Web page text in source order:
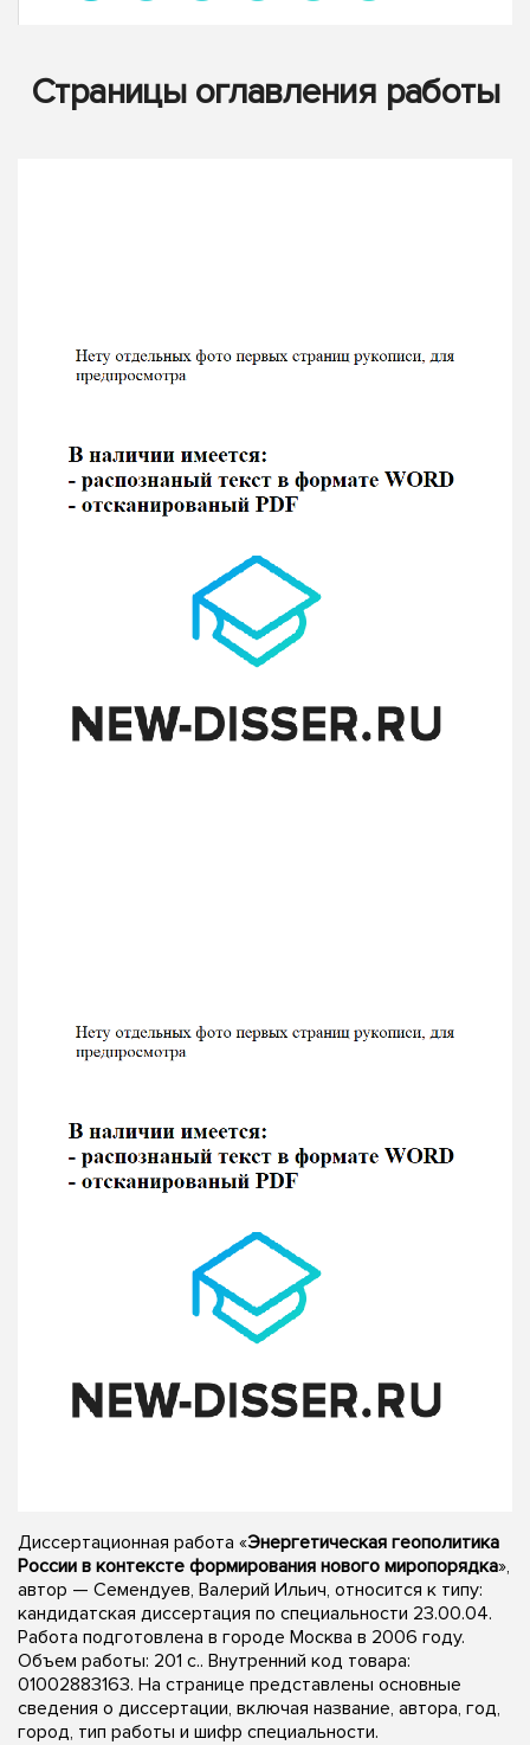
Страницы оглавления работы
Диссертационная работа «Энергетическая геополитика
России в контексте формирования нового миропорядка»,
автор — Семендуев, Валерий Ильич, относится к типу:
кандидатская диссертация по специальности 23.00.04.
Работа подготовлена в городе Москва в 2006 году.
Объем работы: 201 с.. Внутренний код товара:
01002883163. На странице представлены основные
сведения о диссертации, включая название, автора, год,
город, тип работы и шифр специальности.